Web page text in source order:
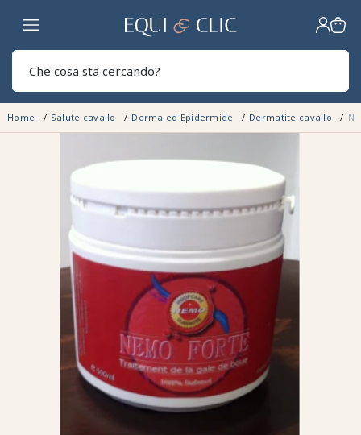
Casa
Home Salute cavallo Derma ed Epidermide Dermatite cavallo